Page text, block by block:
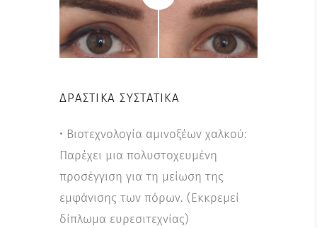
ΔΡΑΣΤΙΚΆ ΣΥΣΤΑΤΙΚΆ
• Βιοτεχνολογία αμινοξέων χαλκού:
Παρέχει μια πολυστοχευμένη
προσέγγιση για τη μείωση της
εμφάνισης των πόρων. (Εκκρεμεί
δίπλωμα ευρεσιτεχνίας)